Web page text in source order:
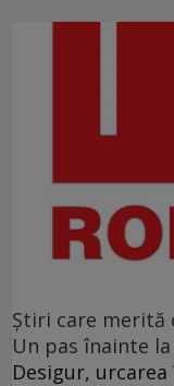
Ştiri care merită
Un pas înainte
Desigur,